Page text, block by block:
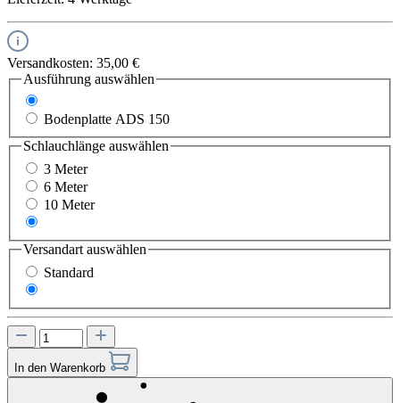
Versandkosten: 35,00 €
Ausführung auswählen
Bodenplatte ADS 150
Schlauchlänge auswählen
3 Meter
6 Meter
10 Meter
Versandart auswählen
Standard
In den Warenkorb